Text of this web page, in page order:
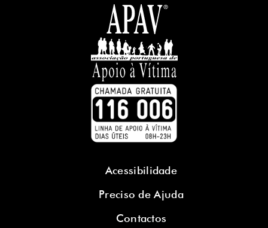
Acessibilidade
Preciso de Ajuda
Contactos